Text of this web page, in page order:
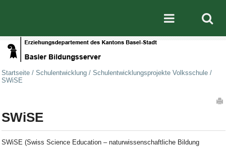
Mobile
Startseite / Schulentwicklung / Schulentwicklungsprojekte Volksschule /
SWiSE
SWiSE
SWiSE (Swiss Science Education – naturwissenschaftliche Bildung